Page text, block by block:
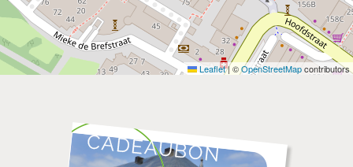
Leaflet|©OpenStreetMapcontributors